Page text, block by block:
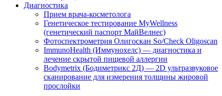
Диагностика
Прием врача-косметолога
Генетическое тестирование MyWellness
(генетический паспорт МайВелнес)
Фотоспектрометрия Олигоскан So/Check Oligoscan
ImmunoHealth (Иммунохелс) — диагностика и
лечение скрытой пищевой аллергии
Bodymetrix (Бодиметрикс 2Д) — 2D ультразвуковое
сканирование для измерения толщины жировой
прослойки